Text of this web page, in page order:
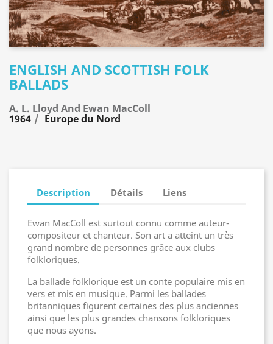
ENGLISH AND SCOTTISH FOLK
BALLADS
A. L. Lloyd And Ewan MacColl
1964 Europe du Nord
Description Détails Liens
Ewan MacColl est surtout connu comme auteur-
compositeur et chanteur. Son art a atteint un très
grand nombre de personnes grâce aux clubs
folkloriques.
La ballade folklorique est un conte populaire mis en
vers et mis en musique. Parmi les ballades
britanniques figurent certaines des plus anciennes
ainsi que les plus grandes chansons folkloriques
que nous ayons.